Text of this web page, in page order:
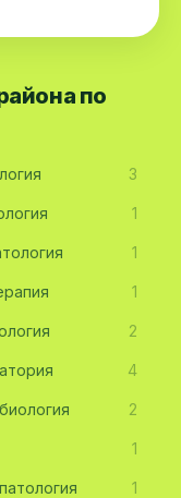
по
3
1
1
1
2
4
2
1
1